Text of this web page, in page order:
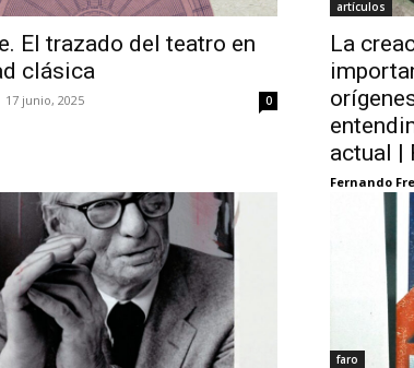
El trazado del teatro en
clásica
17 junio, 2025 0
artículos
La
actual |
Fernando
faro